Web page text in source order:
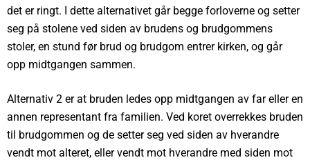
det er ringt. I dette alternativet går begge forloverne og setter
seg på stolene ved siden av brudens og brudgommens
stoler, en stund før brud og brudgom entrer kirken, og går
opp midtgangen sammen.
Alternativ 2 er at bruden ledes opp midtgangen av far eller en
annen representant fra familien. Ved koret overrekkes bruden
til brudgommen og de setter seg ved siden av hverandre
vendt mot alteret, eller vendt mot hverandre med siden mot